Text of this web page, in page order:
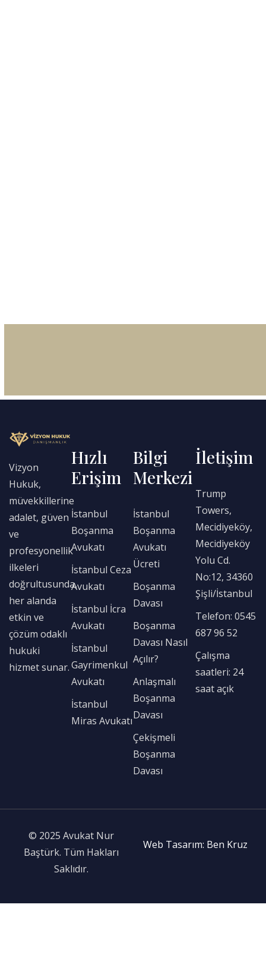
Vizyon
Hukuk,
müvekkillerine
adalet, güven
ve
profesyonellik
ilkeleri
doğrultusunda,
her alanda
etkin ve
çözüm odaklı
hukuki
hizmet sunar.
Hızlı
Erişim
İstanbul
Boşanma
Avukatı
İstanbul Ceza
Avukatı
İstanbul İcra
Avukatı
İstanbul
Gayrimenkul
Avukatı
İstanbul
Miras Avukatı
Bilgi
Merkezi
İstanbul
Boşanma
Avukatı
Ücreti
Boşanma
Davası
Boşanma
Davası Nasıl
Açılır?
Anlaşmalı
Boşanma
Davası
Çekişmeli
Boşanma
Davası
İletişim
Trump
Towers,
Mecidiyeköy,
Mecidiyeköy
Yolu Cd.
No:12, 34360
Şişli/İstanbul
Telefon: 0545
687 96 52
Çalışma
saatleri: 24
saat açık
© 2025 Avukat Nur
Baştürk. Tüm Hakları
Saklıdır.
Web Tasarım: Ben Kruz